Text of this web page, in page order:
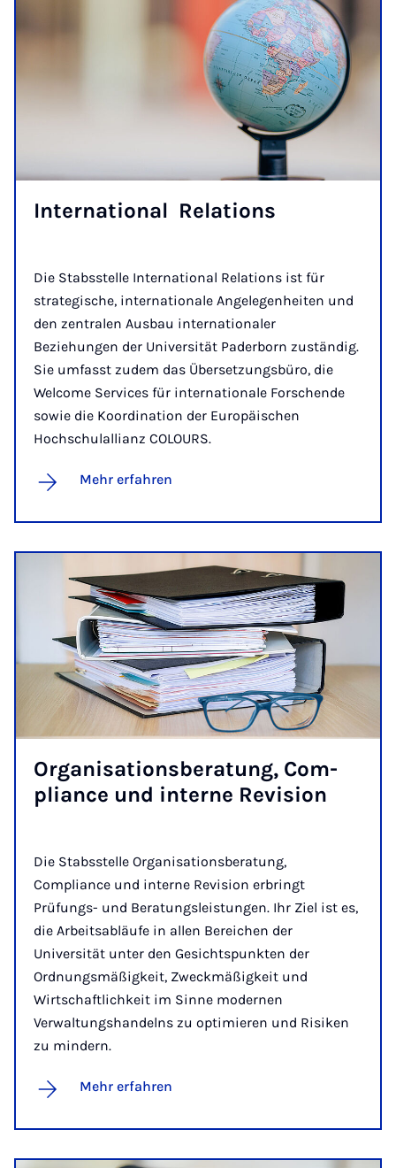
International ­ Relations
Die Stabsstelle International Relations ist für
strategische, internationale Angelegenheiten und
den zentralen Ausbau internationaler
Beziehungen der Universität Paderborn zuständig.
Sie umfasst zudem das Übersetzungsbüro, die
Welcome Services für internationale Forschende
sowie die Koordination der Europäischen
Hochschulallianz COLOURS.
Mehr erfahren
Or­ga­ni­sa­ti­ons­be­ra­tung, Com­
pli­ance und in­ter­ne Re­vi­si­on
Die Stabsstelle Organisationsberatung,
Compliance und interne Revision erbringt
Prüfungs- und Beratungsleistungen. Ihr Ziel ist es,
die Arbeitsabläufe in allen Bereichen der
Universität unter den Gesichtspunkten der
Ordnungsmäßigkeit, Zweckmäßigkeit und
Wirtschaftlichkeit im Sinne modernen
Verwaltungshandelns zu optimieren und Risiken
zu mindern.
Mehr erfahren